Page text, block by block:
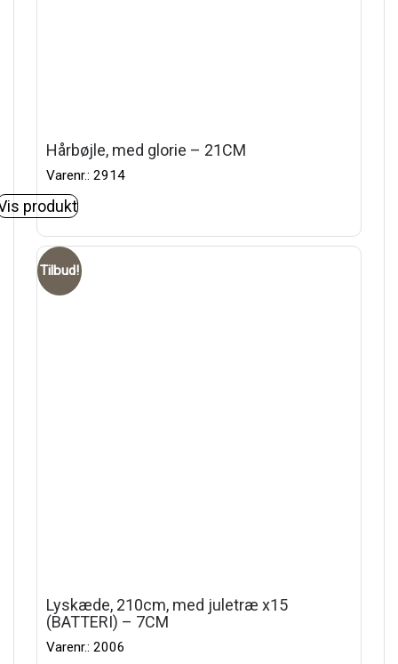
Hårbøjle, med glorie – 21CM
Varenr.: 2914
produkt
Tilbud!
Lyskæde, 210cm, med juletræ x15
(BATTERI) – 7CM
Varenr.: 2006